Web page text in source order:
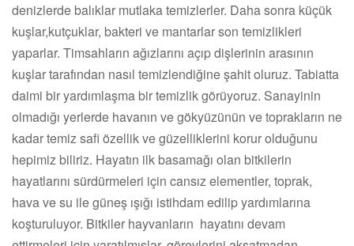
denizlerde balıklar mutlaka temizlerler. Daha sonra küçük
kuşlar,kutçuklar, bakteri ve mantarlar son temizlikleri
yaparlar. Timsahların ağızlarını açıp dişlerinin arasının
kuşlar tarafından nasıl temizlendiğine şahit oluruz. Tabiatta
daimi bir yardımlaşma bir temizlik görüyoruz. Sanayinin
olmadığı yerlerde havanın ve gökyüzünün ve toprakların ne
kadar temiz safi özellik ve güzelliklerini korur olduğunu
hepimiz biliriz. Hayatın ilk basamağı olan bitkilerin
hayatlarını sürdürmeleri için cansız elementler, toprak,
hava ve su ile güneş ışığı istihdam edilip yardımlarına
koşturuluyor. Bitkiler hayvanların hayatını devam